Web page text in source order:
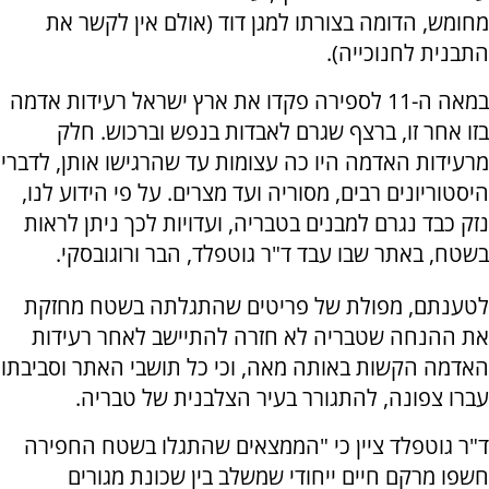
מחומש, הדומה בצורתו למגן דוד (אולם אין לקשר את
התבנית לחנוכייה).
במאה ה-11 לספירה פקדו את ארץ ישראל רעידות אדמה
בזו אחר זו, ברצף שגרם לאבדות בנפש וברכוש. חלק
מרעידות האדמה היו כה עצומות עד שהרגישו אותן, לדברי
היסטוריונים רבים, מסוריה ועד מצרים. על פי הידוע לנו,
נזק כבד נגרם למבנים בטבריה, ועדויות לכך ניתן לראות
בשטח, באתר שבו עבד ד"ר גוטפלד, הבר ורוגובסקי.
לטענתם, מפולת של פריטים שהתגלתה בשטח מחזקת
את ההנחה שטבריה לא חזרה להתיישב לאחר רעידות
האדמה הקשות באותה מאה, וכי כל תושבי האתר וסביבתו
עברו צפונה, להתגורר בעיר הצלבנית של טבריה.
ד"ר גוטפלד ציין כי "הממצאים שהתגלו בשטח החפירה
חשפו מרקם חיים ייחודי שמשלב בין שכונת מגורים